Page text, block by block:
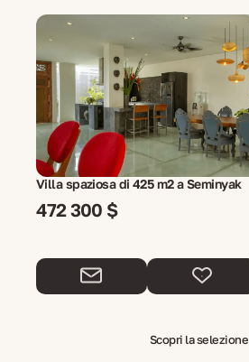
Villa spaziosa di 425 m2 a Seminyak
472 300 $
Scopri la selezione